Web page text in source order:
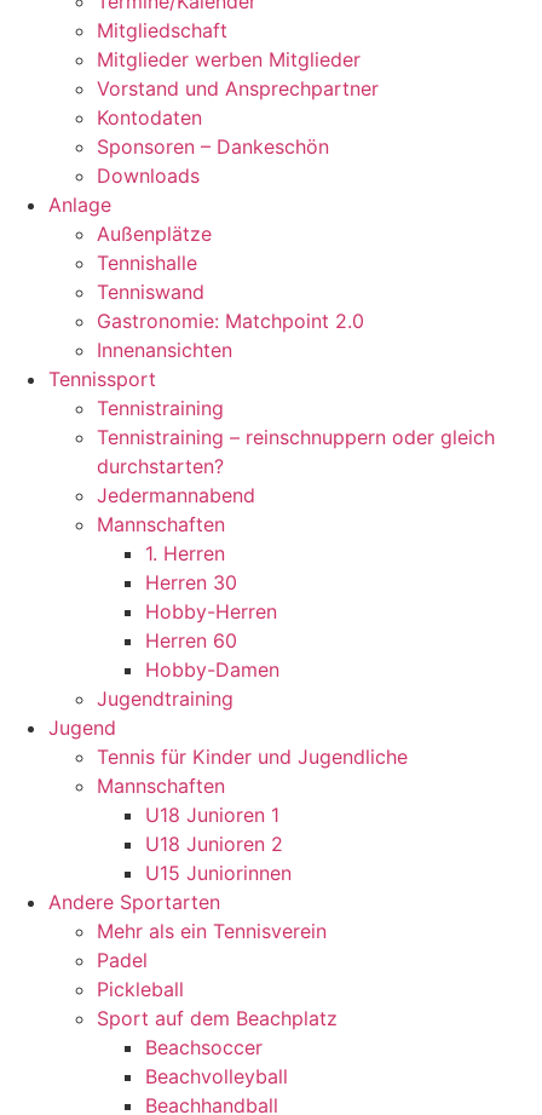
Mitgliedschaft
Mitglieder werben Mitglieder
Vorstand und Ansprechpartner
Kontodaten
Sponsoren – Dankeschön
Downloads
Anlage
Außenplätze
Tennishalle
Tenniswand
Gastronomie: Matchpoint 2.0
Innenansichten
Tennissport
Tennistraining
Tennistraining – reinschnuppern oder gleich
durchstarten?
Jedermannabend
Mannschaften
1. Herren
Herren 30
Hobby-Herren
Herren 60
Hobby-Damen
Jugendtraining
Jugend
Tennis für Kinder und Jugendliche
Mannschaften
U18 Junioren 1
U18 Junioren 2
U15 Juniorinnen
Andere Sportarten
Mehr als ein Tennisverein
Padel
Pickleball
Sport auf dem Beachplatz
Beachsoccer
Beachvolleyball
Beachhandball